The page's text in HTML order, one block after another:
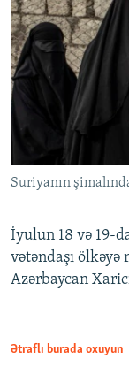
Suriyanın
İyulun 18 və 19-
vətəndaşı
Azərbaycan
Ətraflı burada oxuyun